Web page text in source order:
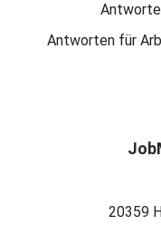
Antworten für
20359